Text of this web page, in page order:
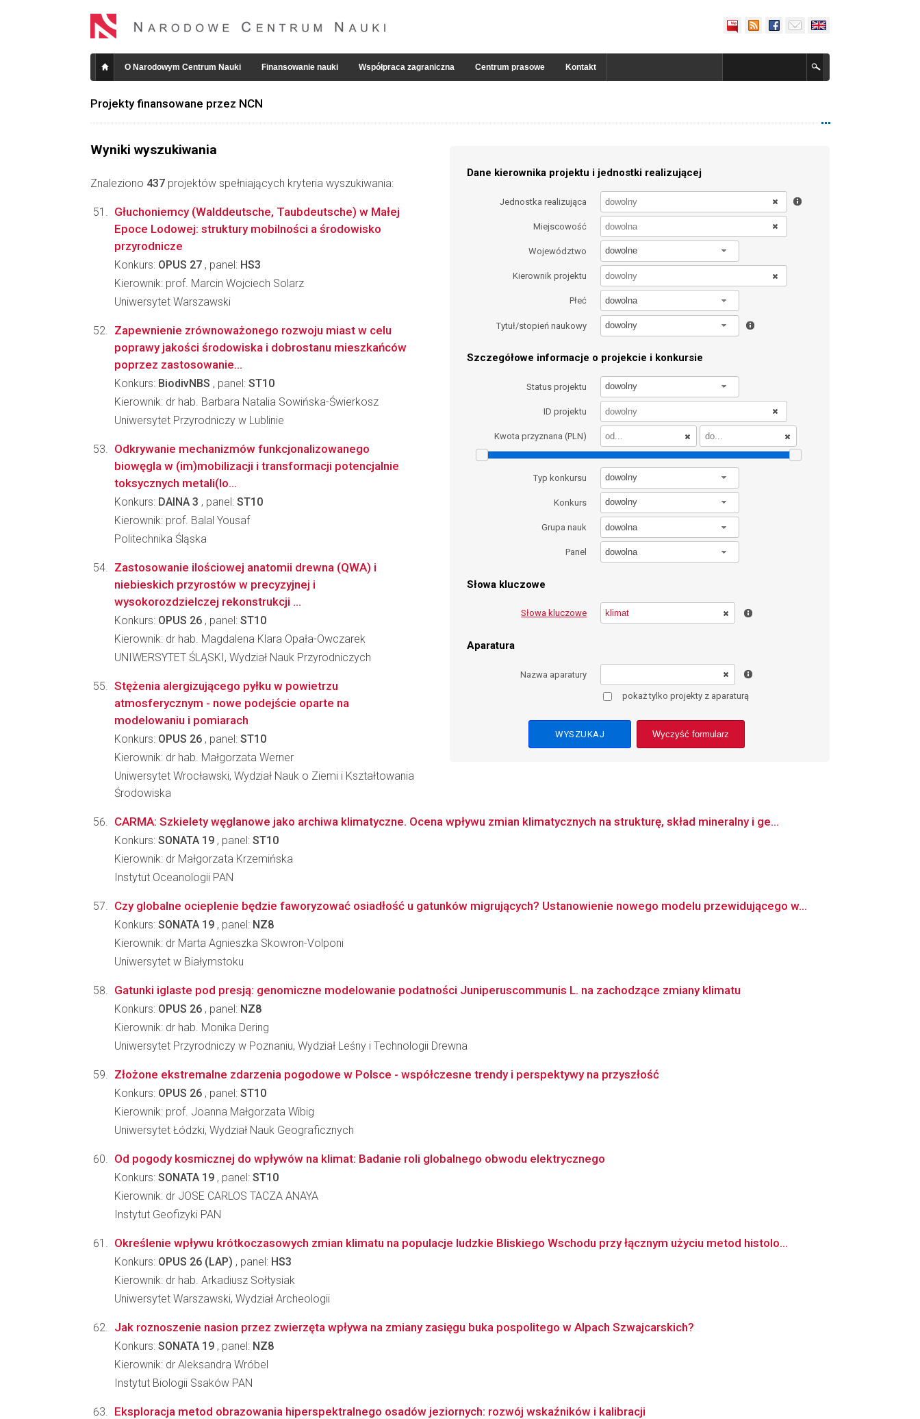
O Narodowym Centrum Nauki Finansowanie nauki Współpraca zagraniczna Centrum prasowe Kontakt
Projekty finansowane przez NCN
Wyniki wyszukiwania
Znaleziono 437 projektów spełniających kryteria wyszukiwania:
Dane kierownika projektu i jednostki realizującej
Jednostka realizująca
Miejscowość
Województwo dowolne
Kierownik projektu
Płeć dowolna
Tytuł/stopień naukowy dowolny
Szczegółowe informacje o projekcie i konkursie
Status projektu dowolny
ID projektu
Kwota przyznana (PLN)
Typ konkursu dowolny
Konkurs dowolny
Grupa nauk dowolna
Panel dowolna
Słowa kluczowe
Słowa kluczowe
Aparatura
Nazwa aparatury
pokaż tylko projekty z aparaturą
Wyczyść formularz
Głuchoniemcy (Walddeutsche, Taubdeutsche) w Małej
Epoce Lodowej: struktury mobilności a środowisko
przyrodnicze
Konkurs: OPUS 27 , panel: HS3
Kierownik: prof. Marcin Wojciech Solarz
Uniwersytet Warszawski
Zapewnienie zrównoważonego rozwoju miast w celu
poprawy jakości środowiska i dobrostanu mieszkańców
poprzez zastosowanie...
Konkurs: BiodivNBS , panel: ST10
Kierownik: dr hab. Barbara Natalia Sowińska-Świerkosz
Uniwersytet Przyrodniczy w Lublinie
Odkrywanie mechanizmów funkcjonalizowanego
biowęgla w (im)mobilizacji i transformacji potencjalnie
toksycznych metali(lo...
Konkurs: DAINA 3 , panel: ST10
Kierownik: prof. Balal Yousaf
Politechnika Śląska
Zastosowanie ilościowej anatomii drewna (QWA) i
niebieskich przyrostów w precyzyjnej i
wysokorozdzielczej rekonstrukcji ...
Konkurs: OPUS 26 , panel: ST10
Kierownik: dr hab. Magdalena Klara Opała-Owczarek
UNIWERSYTET ŚLĄSKI, Wydział Nauk Przyrodniczych
Stężenia alergizującego pyłku w powietrzu
atmosferycznym - nowe podejście oparte na
modelowaniu i pomiarach
Konkurs: OPUS 26 , panel: ST10
Kierownik: dr hab. Małgorzata Werner
Uniwersytet Wrocławski, Wydział Nauk o Ziemi i Kształtowania
Środowiska
CARMA: Szkielety węglanowe jako archiwa klimatyczne. Ocena wpływu zmian klimatycznych na strukturę, skład mineralny i ge...
Konkurs: SONATA 19 , panel: ST10
Kierownik: dr Małgorzata Krzemińska
Instytut Oceanologii PAN
Czy globalne ocieplenie będzie faworyzować osiadłość u gatunków migrujących? Ustanowienie nowego modelu przewidującego w...
Konkurs: SONATA 19 , panel: NZ8
Kierownik: dr Marta Agnieszka Skowron-Volponi
Uniwersytet w Białymstoku
Gatunki iglaste pod presją: genomiczne modelowanie podatności Juniperuscommunis L. na zachodzące zmiany klimatu
Konkurs: OPUS 26 , panel: NZ8
Kierownik: dr hab. Monika Dering
Uniwersytet Przyrodniczy w Poznaniu, Wydział Leśny i Technologii Drewna
Złożone ekstremalne zdarzenia pogodowe w Polsce - współczesne trendy i perspektywy na przyszłość
Konkurs: OPUS 26 , panel: ST10
Kierownik: prof. Joanna Małgorzata Wibig
Uniwersytet Łódzki, Wydział Nauk Geograficznych
Od pogody kosmicznej do wpływów na klimat: Badanie roli globalnego obwodu elektrycznego
Konkurs: SONATA 19 , panel: ST10
Kierownik: dr JOSE CARLOS TACZA ANAYA
Instytut Geofizyki PAN
Określenie wpływu krótkoczasowych zmian klimatu na populacje ludzkie Bliskiego Wschodu przy łącznym użyciu metod histolo...
Konkurs: OPUS 26 (LAP) , panel: HS3
Kierownik: dr hab. Arkadiusz Sołtysiak
Uniwersytet Warszawski, Wydział Archeologii
Jak roznoszenie nasion przez zwierzęta wpływa na zmiany zasięgu buka pospolitego w Alpach Szwajcarskich?
Konkurs: SONATA 19 , panel: NZ8
Kierownik: dr Aleksandra Wróbel
Instytut Biologii Ssaków PAN
Eksploracja metod obrazowania hiperspektralnego osadów jeziornych: rozwój wskaźników i kalibracji